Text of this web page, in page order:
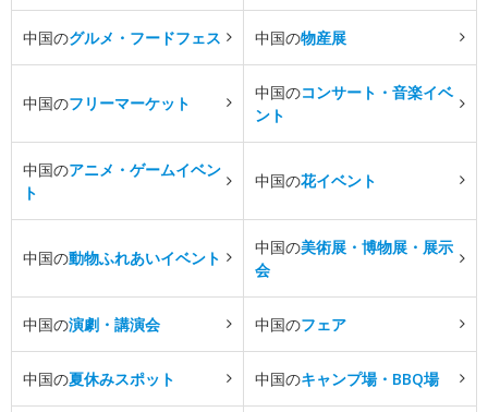
中国のグルメ・フードフェス 中国の物産展
中国のフリーマーケット
中国のコンサート・音楽イベ
ント
中国のアニメ・ゲームイベン
ト
中国の花イベント
中国の動物ふれあいイベント
中国の美術展・博物展・展示
会
中国の演劇・講演会 中国のフェア
中国の夏休みスポット 中国のキャンプ場・BBQ場